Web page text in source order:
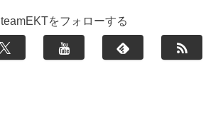
teamEKTをフォローする